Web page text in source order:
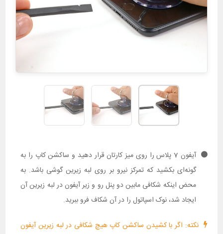
آیفون 7 پلاس را روی میز کارتان قرار دهید و ساکشن کاپ را به
گونه‌ای بکشید که تمرکز نیرو بر روی لبه زیرین گوشی باشد. به
محض اینکه شکافی مابین دو پنل رو و زیر آیفون در لبه زیرین آن
ایجاد شد، نوک اسپاتول را در آن شکاف فرو ببرید.
نکته: اگر با کشیدن ساکشن کاپ هیچ شکافی در لبه زیرین آیفون